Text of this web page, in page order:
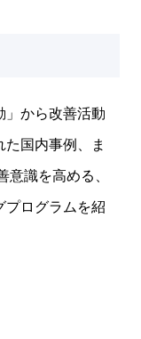
」から改善活動
国内事例、ま
意識を高める、
プログラムを紹